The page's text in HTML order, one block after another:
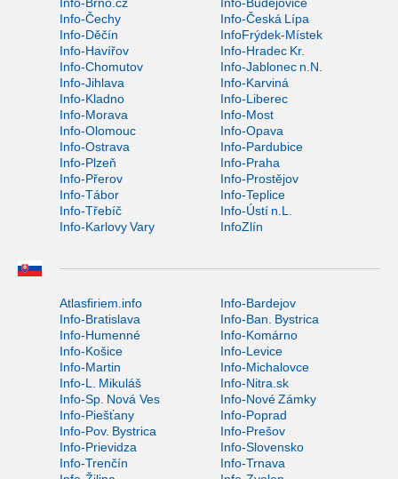
Info-Brno.cz
Info-Budějovice
Info-Čechy
Info-Česká Lípa
Info-Děčín
InfoFrýdek-Místek
Info-Havířov
Info-Hradec Kr.
Info-Chomutov
Info-Jablonec n.N.
Info-Jihlava
Info-Karviná
Info-Kladno
Info-Liberec
Info-Morava
Info-Most
Info-Olomouc
Info-Opava
Info-Ostrava
Info-Pardubice
Info-Plzeň
Info-Praha
Info-Přerov
Info-Prostějov
Info-Tábor
Info-Teplice
Info-Třebíč
Info-Ústí n.L.
Info-Karlovy Vary
InfoZlín
Atlasfiriem.info
Info-Bardejov
Info-Bratislava
Info-Ban. Bystrica
Info-Humenné
Info-Komárno
Info-Košice
Info-Levice
Info-Martin
Info-Michalovce
Info-L. Mikuláš
Info-Nitra.sk
Info-Sp. Nová Ves
Info-Nové Zámky
Info-Piešťany
Info-Poprad
Info-Pov. Bystrica
Info-Prešov
Info-Prievidza
Info-Slovensko
Info-Trenčín
Info-Trnava